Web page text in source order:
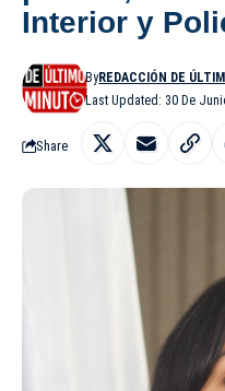
Interior y
Last Updated: 30 De
ByREDACCIÓN DE
Share